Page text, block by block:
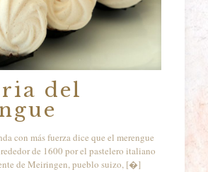
del
con más fuerza dice que el merengue
de 1600 por el pastelero italiano
de Meiringen, pueblo suizo,[�]